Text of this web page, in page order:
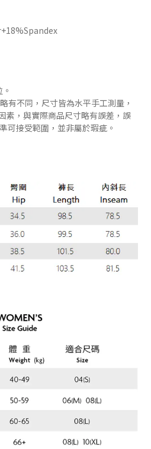
有不同，尺寸皆為水平手工測量，
素，與實際商品尺寸略有誤差，誤
接受範圍，並非屬於瑕疵。